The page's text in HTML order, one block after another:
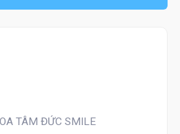
TÂM ĐỨC SMILE